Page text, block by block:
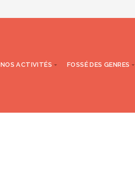
NOS ACTIVITÉS FOSSÉ DES GENRES